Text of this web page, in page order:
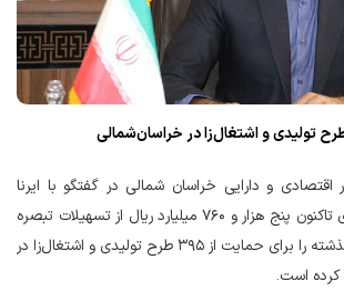
و دارایی خراسان شمالی در گفتگو با ایرنا
گفت: از ابتدای سالجاری تاکنون پنج هزار و ۷۶۰ میلیارد ریال از تسهیلات تبصره
۱۸ قانون بودجه سال گذشته را برای حمایت از ۳۹۵ طرح تولیدی و اشتغال‌زا در
است.